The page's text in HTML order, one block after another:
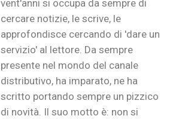
vent'anni si occupa da sempre di
cercare notizie, le scrive, le
approfondisce cercando di 'dare un
servizio' al lettore. Da sempre
presente nel mondo del canale
distributivo, ha imparato, ne ha
scritto portando sempre un pizzico
di novità. Il suo motto è: non si